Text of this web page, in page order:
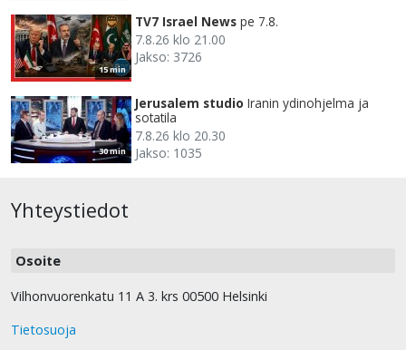
15 min
TV7 Israel News pe 7.8.
7.8.26 klo 21.00
Jakso: 3726
30 min
Jerusalem studio Iranin ydinohjelma ja
sotatila
7.8.26 klo 20.30
Jakso: 1035
Yhteystiedot
Osoite
Vilhonvuorenkatu 11 A 3. krs 00500 Helsinki
Tietosuoja